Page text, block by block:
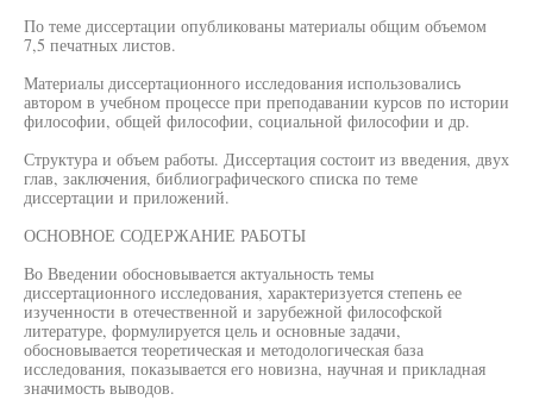
По теме диссертации опубликованы материалы общим объемом
7,5 печатных листов.
Материалы диссертационного исследования использовались
автором в учебном процессе при преподавании курсов по истории
философии, общей философии, социальной философии и др.
Структура и объем работы. Диссертация состоит из введения, двух
глав, заключения, библиографического списка по теме
диссертации и приложений.
ОСНОВНОЕ СОДЕРЖАНИЕ РАБОТЫ
Во Введении обосновывается актуальность темы
диссертационного исследования, характеризуется степень ее
изученности в отечественной и зарубежной философской
литературе, формулируется цель и основные задачи,
обосновывается теоретическая и методологическая база
исследования, показывается его новизна, научная и прикладная
значимость выводов.